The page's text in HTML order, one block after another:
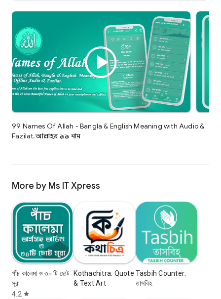
99 Names Of Allah - Bangla & English Meaning with Audio &
Fazilat.আল্লাহর ৯৯ নাম
More by Ms IT Xpress
পাঁচ কালেমা ও ৩০ টি ছোট
সূরা
4.2 star
Kothachitra: Quote
& Text Art
Tasbih Counter:
তাসবিহ